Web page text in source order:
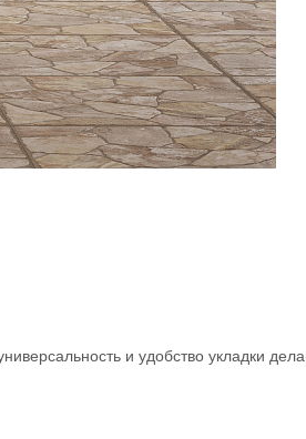
и удобство укладки